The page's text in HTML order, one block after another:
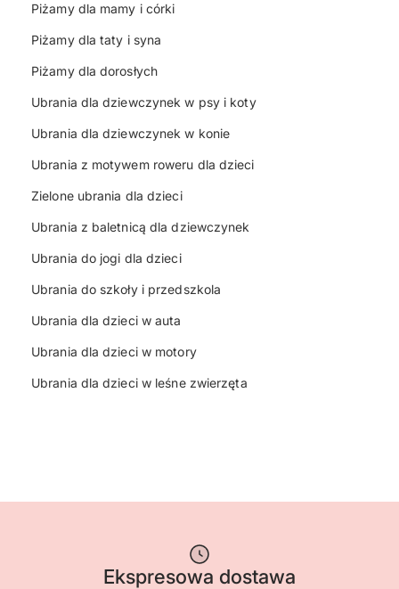
Piżamy dla mamy i córki
Piżamy dla taty i syna
Piżamy dla dorosłych
Ubrania dla dziewczynek w psy i koty
Ubrania dla dziewczynek w konie
Ubrania z motywem roweru dla dzieci
Zielone ubrania dla dzieci
Ubrania z baletnicą dla dziewczynek
Ubrania do jogi dla dzieci
Ubrania do szkoły i przedszkola
Ubrania dla dzieci w auta
Ubrania dla dzieci w motory
Ubrania dla dzieci w leśne zwierzęta
Ekspresowa dostawa